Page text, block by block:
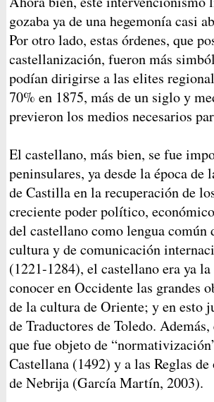
gozaba ya de una hegemonía casi
Por otro lado, estas órdenes, que
castellanización, fueron más
podían dirigirse a las elites
70% en 1875, más de un siglo y
previeron los medios necesarios
El castellano, más bien, se fue
peninsulares, ya desde la época
de Castilla en la recuperación de
creciente poder político,
del castellano como lengua
cultura y de comunicación
(1221-1284), el castellano era ya
conocer en Occidente las
de la cultura de Oriente; y en esto
de Traductores de Toledo.
que fue objeto de
Castellana (1492) y a las Reglas
de Nebrija (García Martín, 2003).